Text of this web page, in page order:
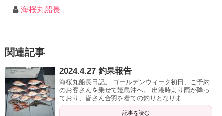
海桜丸船長
関連記事
2024.4.27 釣果報告
海桜丸船長日記。 ゴールデンウィーク初日、ご予約
のお客さんを乗せて姫島沖へ。 出港時より雨が降っ
ており、皆さん合羽を着ての釣りとなりま...
記事を読む